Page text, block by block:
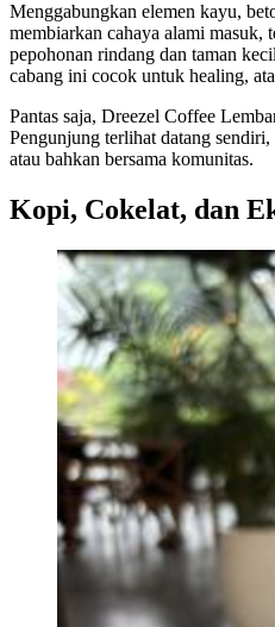
Menggabungkan elemen kayu,
membiarkan cahaya alami
pepohonan rindang dan taman
cabang ini cocok untuk healing,
Pantas saja, Dreezel Coffee
Pengunjung terlihat datang sendiri,
atau bahkan bersama komunitas.
Kopi, Cokelat, dan